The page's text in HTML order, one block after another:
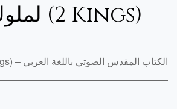
لملوك الثاني ٢ (2 Kings)
لملوك الثاني ٢ (2 Kings) – الكتاب المقدس الصوتي باللغة العربي